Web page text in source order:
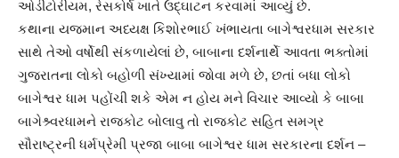
ઓડીટોરીયમ, રેસકોર્ષ ખાતે ઉદ્ઘાટન કરવામાં આવ્યું છે.
કથાના યજમાન અધ્યક્ષ કિશોરભાઈ ખંભાયતા બાગેશ્વરધામ સરકાર
સાથે તેઓ વર્ષોથી સંકળાયેલાં છે, બાબાના દર્શનાર્થે આવતા ભક્તોમાં
ગુજરાતના લોકો બહોળી સંખ્યામાં જોવા મળે છે, છતાં બધા લોકો
બાગેશ્વર ધામ પહોંચી શકે એમ ન હોય મને વિચાર આવ્યો કે બાબા
બાગેશ્ર્વરધામને રાજકોટ બોલાવુ તો રાજકોટ સહિત સમગ્ર
સૌરાષ્ટ્રની ધર્મપ્રેમી પ્રજા બાબા બાગેશ્વર ધામ સરકારના દર્શન –